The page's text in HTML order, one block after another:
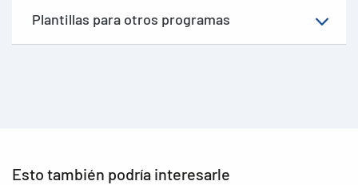
Plantillas para otros programas
Esto también podría interesarle